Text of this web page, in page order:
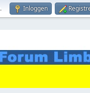
. Inloggen